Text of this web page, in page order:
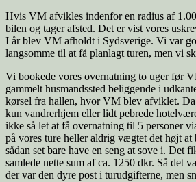
Hvis VM afvikles indenfor en radius af
bilen og tager afsted. Det er vist vores
I år blev VM afholdt i Sydsverige. Vi var
langsomme til at få planlagt turen, men vi
Vi bookede vores overnatning to uger før
gammelt husmandssted beliggende i
kørsel fra hallen, hvor VM blev afviklet.
kun vandrerhjem eller lidt pebrede
ikke så let at få overnatning til 5 personer
på vores ture heller aldrig vægtet det højt
sådan set bare have en seng at sove i. Det
samlede nette sum af ca. 1250 dkr. Så det
der var den dyre post i turudgifterne, men